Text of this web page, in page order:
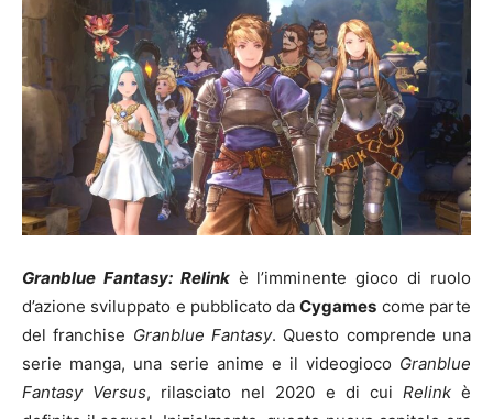
Granblue Fantasy: Relinkè l’imminente gioco di ruolo
d’azione sviluppato e pubblicato daCygames come parte
del franchise Granblue Fantasy. Questo comprende una
serie manga, una serie anime e il videogioco Granblue
Fantasy Versus, rilasciato nel 2020 e di cui Relinkè